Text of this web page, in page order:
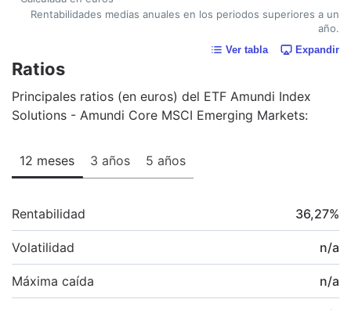
Rentabilidades medias anuales en los periodos superiores a un
año.
Ver tabla Expandir
Ratios
Principales ratios (en euros) del ETF Amundi Index
Solutions - Amundi Core MSCI Emerging Markets:
12 meses 3 años 5 años
Rentabilidad 36,27%
Volatilidad n/a
Máxima caída n/a